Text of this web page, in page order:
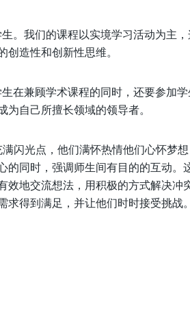
。我们的课程以实境学习活动为主
造性和创新性思维。
在兼顾学术课程的同时，还要参加学
自己所擅长领域的领导者。
闪光点，他们满怀热情他们心怀梦
的同时，强调师生间有目的的互动。
效地交流想法，用积极的方式解决冲
得到满足，并让他们时时接受挑战。